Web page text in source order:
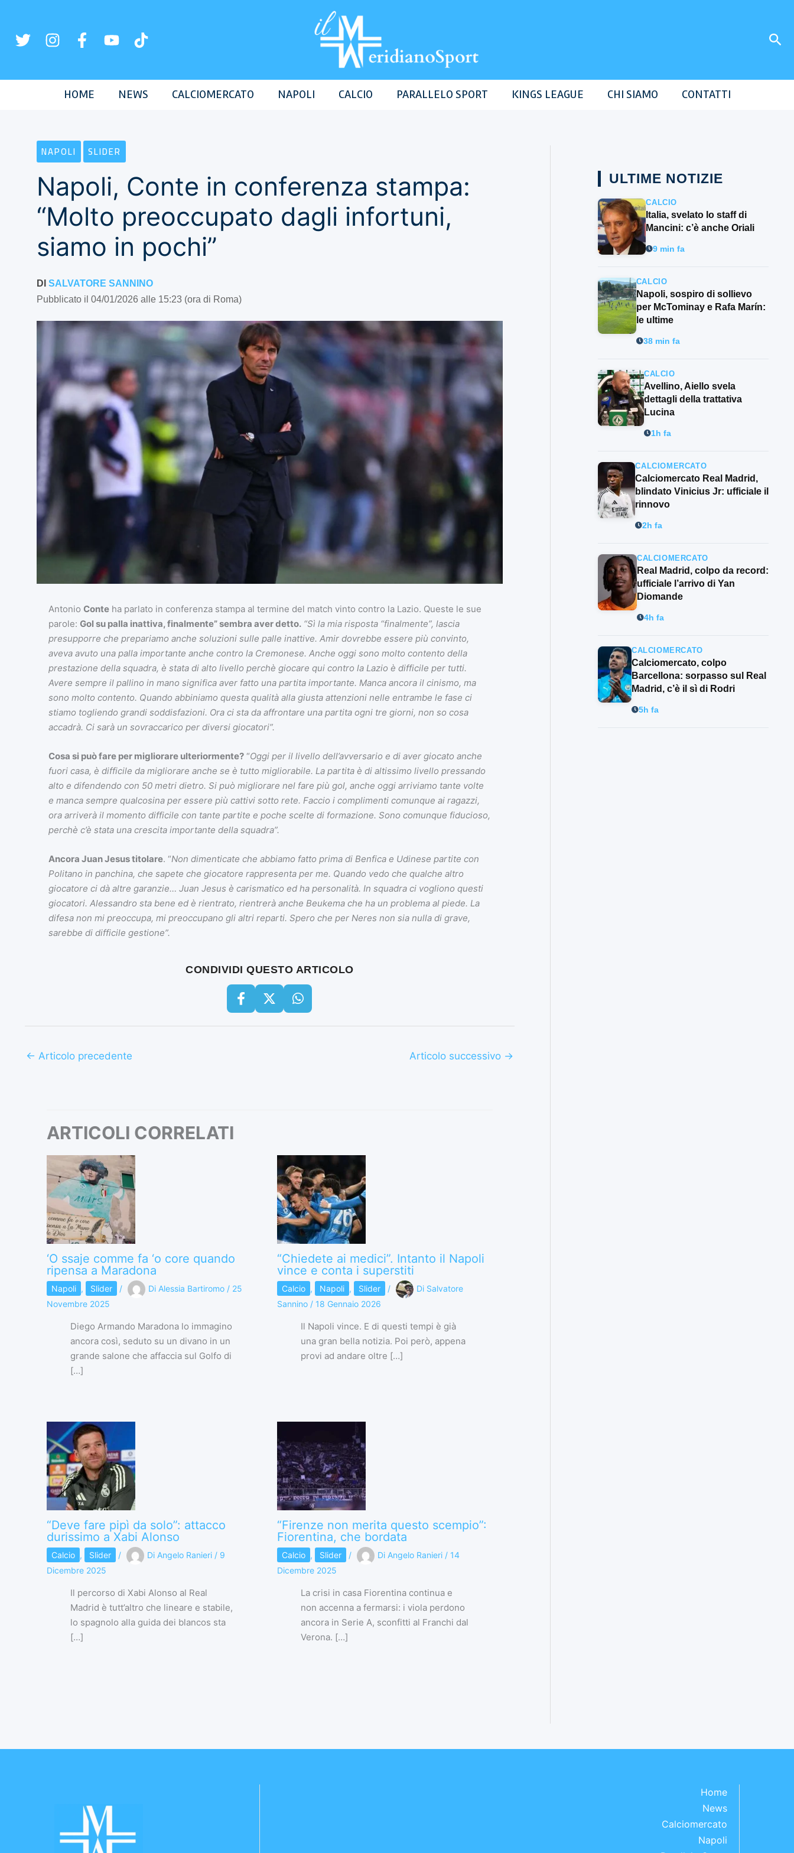
contenuto
HOME NEWS CALCIOMERCATO NAPOLI CALCIO PARALLELO SPORT KINGS LEAGUE CHI SIAMO CONTATTI
NAPOLI SLIDER
Napoli, Conte in conferenza stampa:
“Molto preoccupato dagli infortuni,
siamo in pochi”
DI SALVATORE SANNINO
Pubblicato il 04/01/2026 alle 15:23 (ora di Roma)
Antonio Conteha parlato in conferenza stampa al termine del match vinto contro la Lazio. Queste le sue
parole: Gol su palla inattiva, finalmente” sembra aver detto. “Sì la mia risposta “finalmente”, lascia
presupporre che prepariamo anche soluzioni sulle palle inattive. Amir dovrebbe essere più convinto,
aveva avuto una palla importante anche contro la Cremonese. Anche oggi sono molto contento della
prestazione della squadra, è stata di alto livello perchè giocare qui contro la Lazio è difficile per tutti.
Avere sempre il pallino in mano significa aver fatto una partita importante. Manca ancora il cinismo, ma
sono molto contento. Quando abbiniamo questa qualità alla giusta attenzioni nelle entrambe le fase ci
stiamo togliendo grandi soddisfazioni. Ora ci sta da affrontare una partita ogni tre giorni, non so cosa
accadrà. Ci sarà un sovraccarico per diversi giocatori”.
Cosa si può fare per migliorare ulteriormente?“Oggi per il livello dell’avversario e di aver giocato anche
fuori casa, è difficile da migliorare anche se è tutto migliorabile. La partita è di altissimo livello pressando
alto e difendendo con 50 metri dietro. Si può migliorare nel fare più gol, anche oggi arriviamo tante volte
e manca sempre qualcosina per essere più cattivi sotto rete. Faccio i complimenti comunque ai ragazzi,
ora arriverà il momento difficile con tante partite e poche scelte di formazione. Sono comunque fiducioso,
perchè c’è stata una crescita importante della squadra”.
Ancora Juan Jesus titolare. “Non dimenticate che abbiamo fatto prima di Benfica e Udinese partite con
Politano in panchina, che sapete che giocatore rappresenta per me. Quando vedo che qualche altro
giocatore ci dà altre garanzie… Juan Jesus è carismatico ed ha personalità. In squadra ci vogliono questi
giocatori. Alessandro sta bene ed è rientrato, rientrerà anche Beukema che ha un problema al piede. La
difesa non mi preoccupa, mi preoccupano gli altri reparti. Spero che per Neres non sia nulla di grave,
sarebbe di difficile gestione”.
CONDIVIDI QUESTO ARTICOLO
← Articolo precedente Articolo successivo →
ARTICOLI CORRELATI
‘O ssaje comme fa ‘o core quando
ripensa a Maradona
Napoli , Slider / Di Alessia Bartiromo / 25
Novembre 2025
Diego Armando Maradona lo immagino
ancora così, seduto su un divano in un
grande salone che affaccia sul Golfo di
[…]
“Chiedete ai medici”. Intanto il Napoli
vince e conta i superstiti
Calcio , Napoli , Slider / Di Salvatore
Sannino / 18 Gennaio 2026
Il Napoli vince. E di questi tempi è già
una gran bella notizia. Poi però, appena
provi ad andare oltre […]
“Deve fare pipì da solo”: attacco
durissimo a Xabi Alonso
Calcio , Slider / Di Angelo Ranieri / 9
Dicembre 2025
Il percorso di Xabi Alonso al Real
Madrid è tutt’altro che lineare e stabile,
lo spagnolo alla guida dei blancos sta
[…]
“Firenze non merita questo scempio”:
Fiorentina, che bordata
Calcio , Slider / Di Angelo Ranieri / 14
Dicembre 2025
La crisi in casa Fiorentina continua e
non accenna a fermarsi: i viola perdono
ancora in Serie A, sconfitti al Franchi dal
Verona. […]
ULTIME NOTIZIE
CALCIO
Italia, svelato lo staff di
Mancini: c’è anche Oriali
9 min fa
CALCIO
Napoli, sospiro di sollievo
per McTominay e Rafa Marín:
le ultime
38 min fa
CALCIO
Avellino, Aiello svela
dettagli della trattativa
Lucina
1h fa
CALCIOMERCATO
Calciomercato Real Madrid,
blindato Vinicius Jr: ufficiale il
rinnovo
2h fa
CALCIOMERCATO
Real Madrid, colpo da record:
ufficiale l’arrivo di Yan
Diomande
4h fa
CALCIOMERCATO
Calciomercato, colpo
Barcellona: sorpasso sul Real
Madrid, c’è il sì di Rodri
5h fa
Home
News
Calciomercato
Napoli